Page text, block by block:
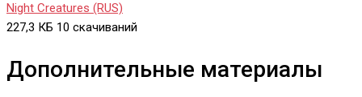
Night Creatures (RUS)
227,3 КБ 10 скачиваний
Дополнительные материалы